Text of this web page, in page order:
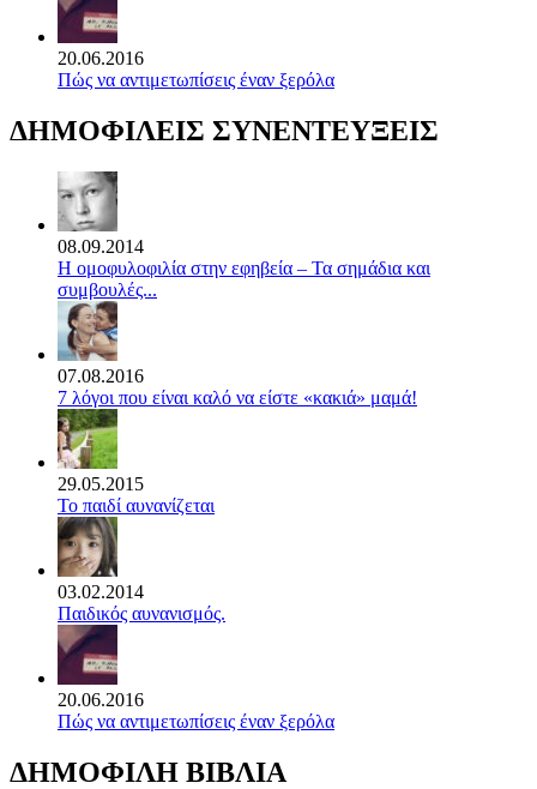
20.06.2016
Πώς να αντιμετωπίσεις έναν ξερόλα
ΔΗΜΟΦΙΛΕΙΣ ΣΥΝΕΝΤΕΥΞΕΙΣ
08.09.2014
Η ομοφυλοφιλία στην εφηβεία – Τα σημάδια και
συμβουλές...
07.08.2016
7 λόγοι που είναι καλό να είστε «κακιά» μαμά!
29.05.2015
Το παιδί αυνανίζεται
03.02.2014
Παιδικός αυνανισμός.
20.06.2016
Πώς να αντιμετωπίσεις έναν ξερόλα
ΔΗΜΟΦΙΛΗ ΒΙΒΛΙΑ